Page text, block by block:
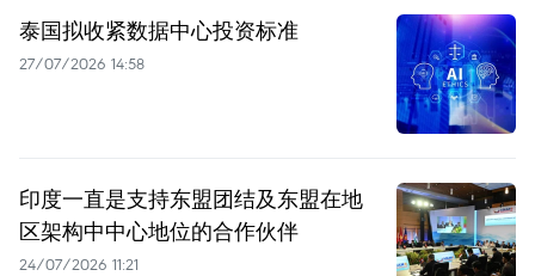
泰国拟收紧数据中心投资标准
27/07/2026 14:58
印度一直是支持东盟团结及东盟在地
区架构中中心地位的合作伙伴
24/07/2026 11:21